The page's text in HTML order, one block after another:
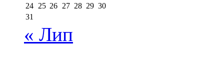
24 25 26 27 28 29 30
31
« Лип